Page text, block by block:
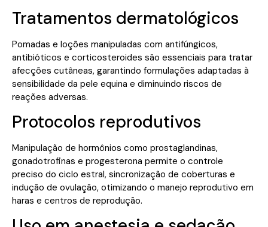
Tratamentos dermatológicos
Pomadas e loções manipuladas com antifúngicos,
antibióticos e corticosteroides são essenciais para tratar
afecções cutâneas, garantindo formulações adaptadas à
sensibilidade da pele equina e diminuindo riscos de
reações adversas.
Protocolos reprodutivos
Manipulação de hormônios como prostaglandinas,
gonadotrofinas e progesterona permite o controle
preciso do ciclo estral, sincronização de coberturas e
indução de ovulação, otimizando o manejo reprodutivo em
haras e centros de reprodução.